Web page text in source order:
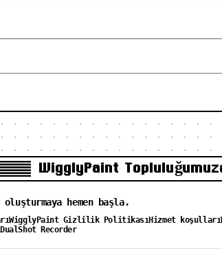
WigglyPaint
hemen başla.
WigglyPaint Gizlilik PolitikasıHizmet koşulları
DualShot Recorder